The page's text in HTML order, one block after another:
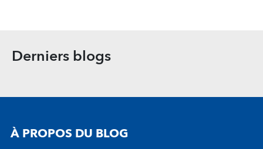
Derniers blogs
À PROPOS DU BLOG